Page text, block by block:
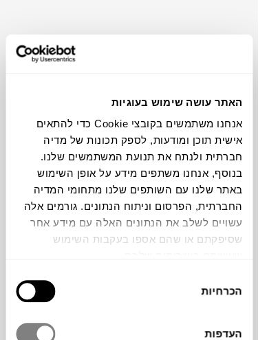
האתר עושה שימוש בעוגיות
אנחנו משתמשים בקובצי Cookie כדי להתאים
אישית תוכן ומודעות, לספק תכונות של מדיה
חברתית ולנתח את תנועת המשתמשים שלנו.
בנוסף, אנחנו משתפים מידע על אופן השימוש
באתר שלנו עם השותפים שלנו מתחומי המדיה
החברתית, הפרסום וניתוח הנתונים. גורמים אלה
עשויים לשלב את הנתונים האלה עם מידע אחר
שסיפקתם או שהם אספו בעקבות השימוש
הסכמה
הכרחיות
העדפות
להדמיית AI Design